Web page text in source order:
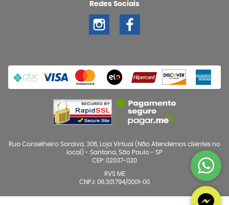
Redes Sociais
Rua Conselheiro Saraiva, 306, Loja Virtual (Não Atendemos clientes no
local) - Santana, São Paulo - SP
CEP: 02037-020
RVS ME
CNPJ: 06.301.794/0001-00